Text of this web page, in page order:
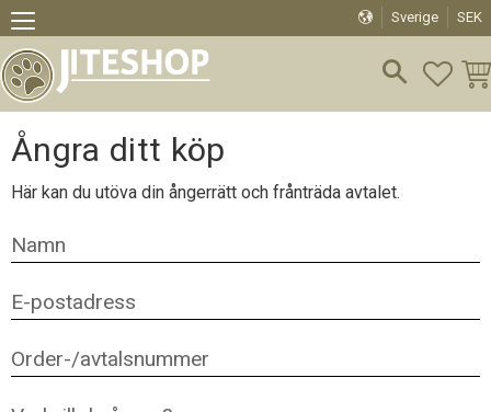
Meny
Sverige SEK
Ångra ditt köp
Här kan du utöva din ångerrätt och frånträda avtalet.